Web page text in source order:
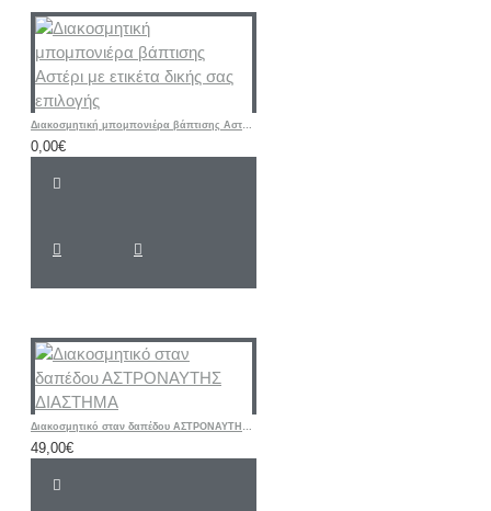
Διακοσμητική μπομπονιέρα βάπτισης Αστέρι με ετικέτα δικής σας επιλογής
0,00€
Διακοσμητικό σταν δαπέδου ΑΣΤΡΟΝΑΥΤΗΣ ΔΙΑΣΤΗΜΑ
49,00€